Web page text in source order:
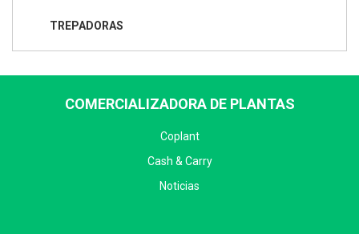
TREPADORAS
COMERCIALIZADORA DE PLANTAS
Coplant
Cash & Carry
Noticias